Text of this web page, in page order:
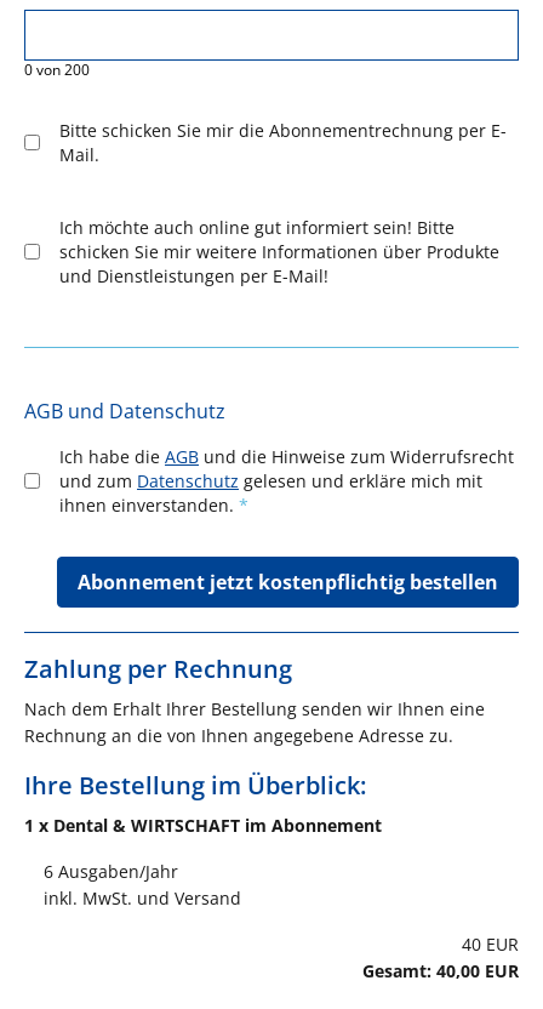
0von200
Bitte schicken Sie mir die Abonnementrechnung per E-
Mail.
Ich möchte auch online gut informiert sein! Bitte
schicken Sie mir weitere Informationen über Produkte
und Dienstleistungen per E-Mail!
AGB und Datenschutz
Ich habe die AGB und die Hinweise zum Widerrufsrecht
und zum Datenschutz gelesen und erkläre mich mit
ihnen einverstanden. *
Abonnement jetzt kostenpflichtig bestellen
Zahlung per Rechnung
Nach dem Erhalt Ihrer Bestellung senden wir Ihnen eine
Rechnung an die von Ihnen angegebene Adresse zu.
Ihre Bestellung im Überblick:
1 x Dental & WIRTSCHAFT im Abonnement
6 Ausgaben/Jahr
inkl. MwSt. und Versand
40 EUR
Gesamt: 40,00 EUR